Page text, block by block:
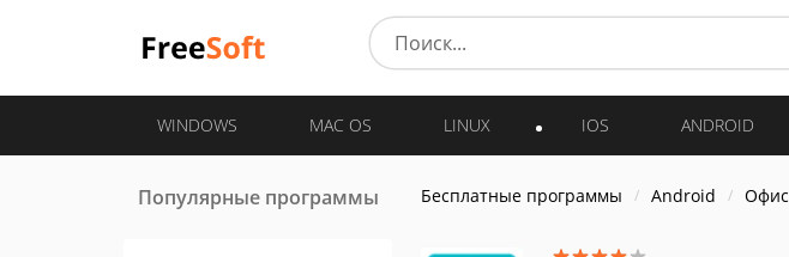
WINDOWS MAC OS LINUX IOS ANDROID
Популярные программы Бесплатные программы Android Офис